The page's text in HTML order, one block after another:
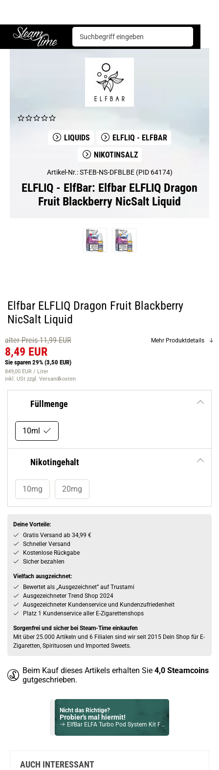
Steam time
ELFLIQ - ElfBar Elfbar ELFLIQ Dragon Fruit Blackberry NicSalt Liquid
LIQUIDS
ELFLIQ - ELFBAR
NIKOTINSALZ
Artikel-Nr.: ST-EB-NS-DFBLBE (PID 64174)
ELFLIQ - ElfBar: Elfbar ELFLIQ Dragon
Fruit Blackberry NicSalt Liquid
Elfbar ELFLIQ Dragon Fruit Blackberry
NicSalt Liquid
alter Preis 11,99 EUR
8,49 EUR
Sie sparen 29% (3,50 EUR)
849,00 EUR / Liter
inkl. USt zzgl. Versandkosten
Mehr Produktdetails
Füllmenge
10ml
Nikotingehalt
10mg 20mg
Deine Vorteile:
Gratis Versand ab 34,99 €
Schneller Versand
Kostenlose Rückgabe
Sicher bezahlen
Vielfach ausgzeichnet:
Bewertet als „Ausgezeichnet” auf Trustami
Ausgezeichneter Trend Shop 2024
Ausgezeichneter Kundenservice und Kundenzufriedenheit
Platz 1 Kundenservice aller E-Zigarettenshops
Sorgenfrei und sicher bei Steam-Time einkaufen
Mit über 25.000 Artikeln und 6 Filialen sind wir seit 2015 Dein Shop für E-
Zigaretten, Spirituosen und Imported Sweets.
Beim Kauf dieses Artikels erhalten Sie 4,0 Steamcoins
gutgeschrieben.
Nicht das Richtige?
Probier's mal hiermit!
ElfBar ELFA Turbo Pod System Kit Full Black
Elfbar ELFLIQ Coconut Blueberry NicSalt Liquid 10ml / 20mg
AUCH INTERESSANT